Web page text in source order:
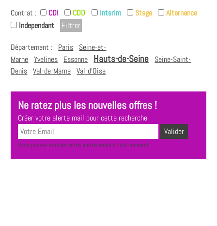
Contrat : CDI CDD Interim Stage
Alternance
Independant
Département : Paris
Seine-et-
Marne Yvelines Essonne Hauts-de-Seine
Seine-Saint-
Denis Val-de-Marne Val-d'Oise
Ne ratez plus les nouvelles offres !
Créer votre alerte mail pour cette recherche
Vous pouvez annuler votre alerte email à tout moment.